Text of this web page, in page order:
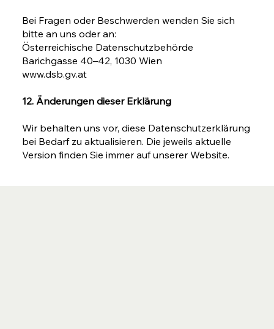
Bei Fragen oder Beschwerden wenden Sie sich
bitte an uns oder an:
Österreichische Datenschutzbehörde
Barichgasse 40–42, 1030 Wien
www.dsb.gv.at
12. Änderungen dieser Erklärung
Wir behalten uns vor, diese Datenschutzerklärung
bei Bedarf zu aktualisieren. Die jeweils aktuelle
Version finden Sie immer auf unserer Website.